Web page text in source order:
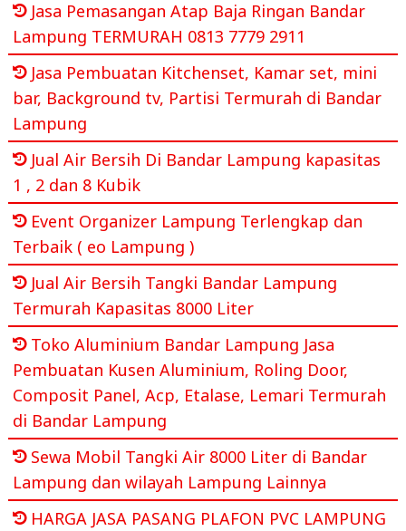
Jasa Pemasangan Atap Baja Ringan Bandar
Lampung TERMURAH 0813 7779 2911
Jasa Pembuatan Kitchenset, Kamar set, mini
bar, Background tv, Partisi Termurah di Bandar
Lampung
Jual Air Bersih Di Bandar Lampung kapasitas
1 , 2 dan 8 Kubik
Event Organizer Lampung Terlengkap dan
Terbaik ( eo Lampung )
Jual Air Bersih Tangki Bandar Lampung
Termurah Kapasitas 8000 Liter
Toko Aluminium Bandar Lampung Jasa
Pembuatan Kusen Aluminium, Roling Door,
Composit Panel, Acp, Etalase, Lemari Termurah
di Bandar Lampung
Sewa Mobil Tangki Air 8000 Liter di Bandar
Lampung dan wilayah Lampung Lainnya
HARGA JASA PASANG PLAFON PVC LAMPUNG